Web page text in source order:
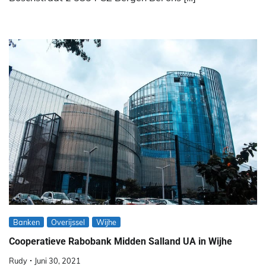
Banken Overijssel Wijhe
Cooperatieve Rabobank Midden Salland UA in Wijhe
Rudy Juni 30, 2021